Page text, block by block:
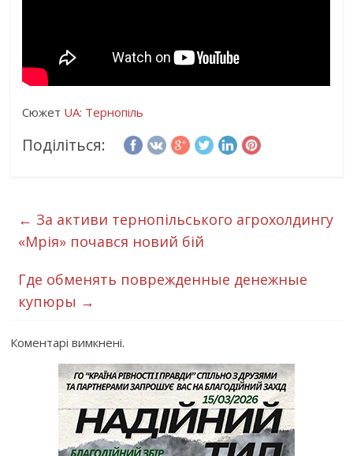
Сюжет UA: Тернопіль
Поділіться:
← За активи тернопільського агрохолдингу
«Мрія» почався новий бій
Где обменять поврежденные денежные
купюры →
Коментарі вимкнені.